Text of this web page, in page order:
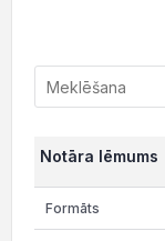
Notāra lēmums